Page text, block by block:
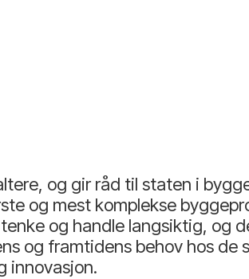
og gir råd til staten i
og mest komplekse
og handle langsiktig, og
og framtidens behov hos de
innovasjon.